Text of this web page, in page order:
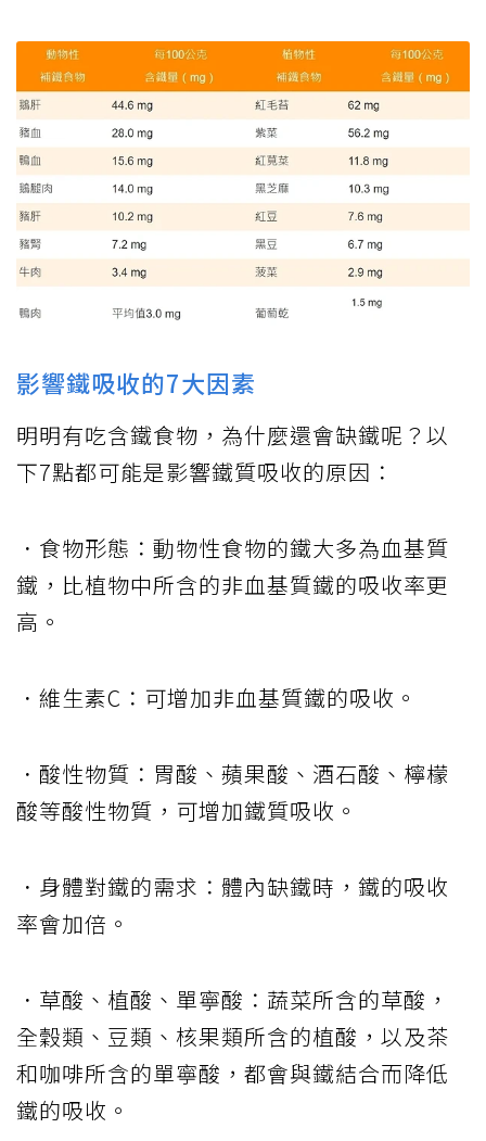
影響鐵吸收的7大因素
明明有吃含鐵食物，為什麼還會缺鐵呢？以
下7點都可能是影響鐵質吸收的原因：
．食物形態：動物性食物的鐵大多為血基質
鐵，比植物中所含的非血基質鐵的吸收率更
高。
．維生素C：可增加非血基質鐵的吸收。
．酸性物質：胃酸、蘋果酸、酒石酸、檸檬
酸等酸性物質，可增加鐵質吸收。
．身體對鐵的需求：體內缺鐵時，鐵的吸收
率會加倍。
．草酸、植酸、單寧酸：蔬菜所含的草酸，
全穀類、豆類、核果類所含的植酸，以及茶
和咖啡所含的單寧酸，都會與鐵結合而降低
鐵的吸收。